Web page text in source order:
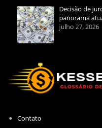
Decisão de
panorama
julho 27, 2026
Contato